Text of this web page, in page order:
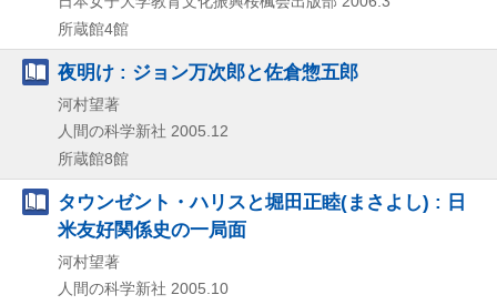
所蔵館4館
夜明け : ジョン万次郎と佐倉惣五郎
河村望著
人間の科学新社 2005.12
所蔵館8館
タウンゼント・ハリスと堀田正睦(まさよし) : 日
米友好関係史の一局面
河村望著
人間の科学新社 2005.10